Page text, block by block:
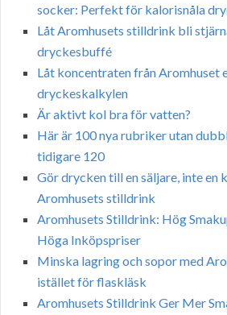
socker: Perfekt för kalorisnåla
Låt Aromhusets stilldrink bli
dryckesbuffé
Låt koncentraten från Aromhuset
dryckeskalkylen
Är aktivt kol bra för vatten?
Här är 100 nya rubriker utan
tidigare 120
Gör drycken till en säljare, inte en
Aromhusets stilldrink
Aromhusets Stilldrink: Hög
Höga Inköpspriser
Minska lagring och sopor med
istället för flaskläsk
Aromhusets Stilldrink Ger Mer